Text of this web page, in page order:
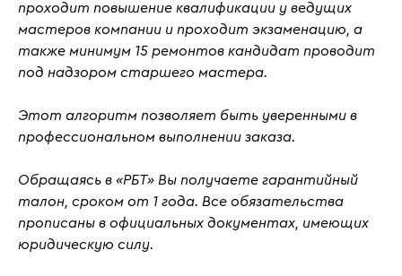
проходит повышение квалификации у ведущих
мастеров компании и проходит экзаменацию, а
также минимум 15 ремонтов кандидат проводит
под надзором старшего мастера.
Этот алгоритм позволяет быть уверенными в
профессиональном выполнении заказа.
Обращаясь в «РБТ» Вы получаете гарантийный
талон, сроком от 1 года. Все обязательства
прописаны в официальных документах, имеющих
юридическую силу.